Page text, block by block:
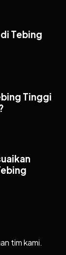
Tebing
Tinggi
tim kami.